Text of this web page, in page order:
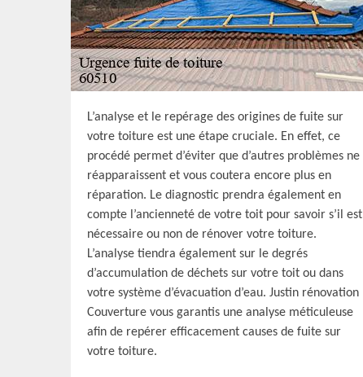
L’analyse et le repérage des origines de fuite sur
votre toiture est une étape cruciale. En effet, ce
procédé permet d’éviter que d’autres problèmes ne
réapparaissent et vous coutera encore plus en
réparation. Le diagnostic prendra également en
compte l’ancienneté de votre toit pour savoir s’il est
nécessaire ou non de rénover votre toiture.
L’analyse tiendra également sur le degrés
d’accumulation de déchets sur votre toit ou dans
votre système d’évacuation d’eau. Justin rénovation
Couverture vous garantis une analyse méticuleuse
afin de repérer efficacement causes de fuite sur
votre toiture.